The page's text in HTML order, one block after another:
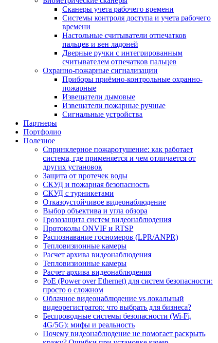
Сканеры учета рабочего времени
Системы контроля доступа и учета рабочего
времени
Настольные считыватели отпечатков
пальцев и вен ладоней
Дверные ручки с интегрированным
считывателем отпечатков пальцев
Охранно-пожарные сигнализации
Приборы приёмно-контрольные охранно-
пожарные
Извещатели дымовые
Извещатели пожарные ручные
Сигнальные устройства
Партнеры
Портфолио
Полезное
Спринклерное пожаротушение: как работает
система, где применяется и чем отличается от
других установок
Защита от протечек воды
СКУД и пожарная безопасность
СКУД с турникетами
Отказоустойчивое видеонаблюдение
Выбор объектива и угла обзора
Грозозащита систем видеонаблюдения
Протоколы ONVIF и RTSP
Распознавание госномеров (LPR/ANPR)
Тепловизионные камеры
Расчет архива видеонаблюдения
Тепловизионные камеры
Расчет архива видеонаблюдения
PoE (Power over Ethernet) для систем безопасности:
просто о сложном
Облачное видеонаблюдение vs локальный
видеорегистратор: что выбрать для бизнеса?
Беспроводные системы безопасности (Wi-Fi,
4G/5G): мифы и реальность
Почему видеонаблюдение не помогает раскрыть